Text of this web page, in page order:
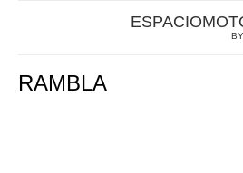
RAMBLA